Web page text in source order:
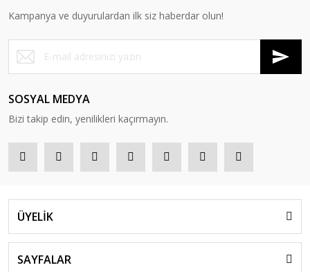
Kampanya ve duyurulardan ilk siz haberdar olun!
SOSYAL MEDYA
Bizi takip edin, yenilikleri kaçırmayın.
ÜYELİK
SAYFALAR